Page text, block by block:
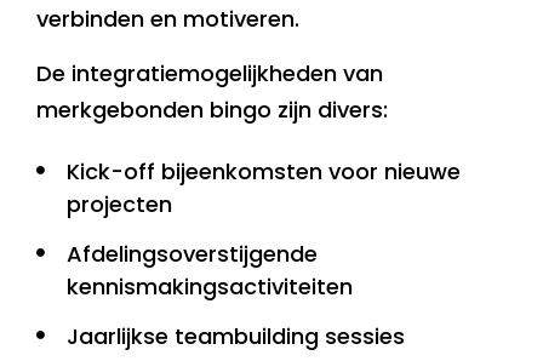
verbinden en motiveren.
De integratiemogelijkheden van
merkgebonden bingo zijn divers:
Kick-off bijeenkomsten voor nieuwe
projecten
Afdelingsoverstijgende
kennismakingsactiviteiten
Jaarlijkse teambuilding sessies